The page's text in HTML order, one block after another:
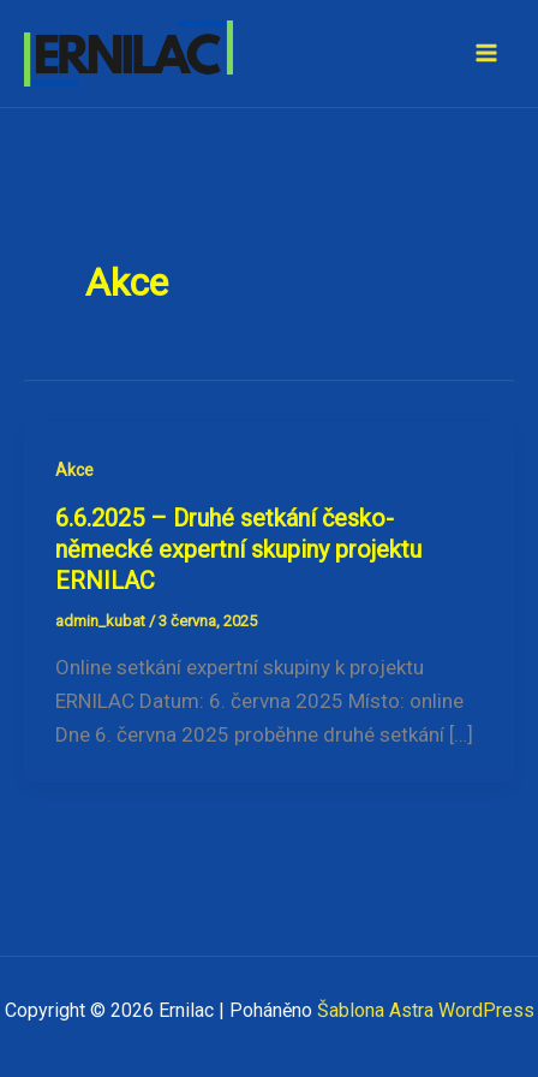
obsah
Akce
Akce
6.6.2025 – Druhé setkání česko-
německé expertní skupiny projektu
ERNILAC
admin_kubat /3 června, 2025
Online setkání expertní skupiny k projektu
ERNILAC Datum: 6. června 2025 Místo: online
Dne 6. června 2025 proběhne druhé setkání […]
Copyright © 2026 Ernilac | Poháněno Šablona Astra WordPress